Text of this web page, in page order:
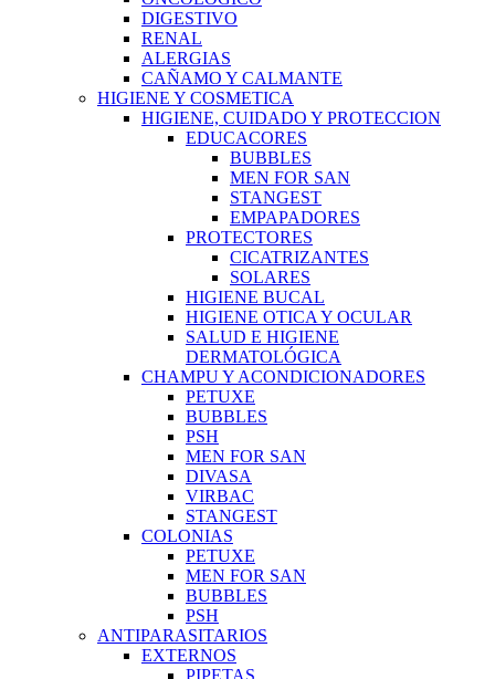
DIGESTIVO
RENAL
ALERGIAS
CAÑAMO Y CALMANTE
HIGIENE Y COSMETICA
HIGIENE, CUIDADO Y PROTECCION
EDUCACORES
BUBBLES
MEN FOR SAN
STANGEST
EMPAPADORES
PROTECTORES
CICATRIZANTES
SOLARES
HIGIENE BUCAL
HIGIENE OTICA Y OCULAR
SALUD E HIGIENE
DERMATOLÓGICA
CHAMPU Y ACONDICIONADORES
PETUXE
BUBBLES
PSH
MEN FOR SAN
DIVASA
VIRBAC
STANGEST
COLONIAS
PETUXE
MEN FOR SAN
BUBBLES
PSH
ANTIPARASITARIOS
EXTERNOS
PIPETAS